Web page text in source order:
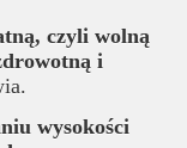
czyli wolną
i
wysokości